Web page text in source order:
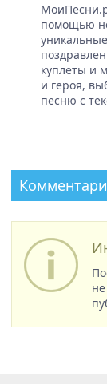
помощью
куплеты и
и героя,
песню с